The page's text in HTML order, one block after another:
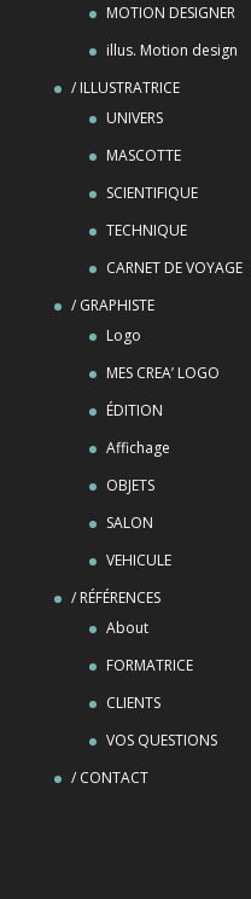
MOTION DESIGNER
illus. Motion design
/ ILLUSTRATRICE
UNIVERS
MASCOTTE
SCIENTIFIQUE
TECHNIQUE
CARNET DE VOYAGE
/ GRAPHISTE
Logo
MES CREA’ LOGO
ÉDITION
Affichage
OBJETS
SALON
VEHICULE
/ RÉFÉRENCES
About
FORMATRICE
CLIENTS
VOS QUESTIONS
/ CONTACT